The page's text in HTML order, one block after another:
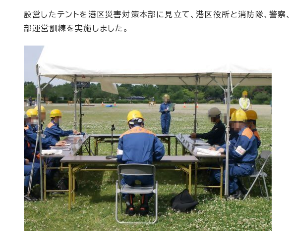
設営したテントを港区災害対策本部に見立て、港区役所と消防隊、警察
部運営訓練を実施しました。